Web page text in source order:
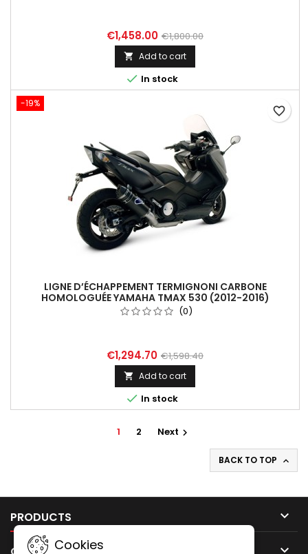
€1,458.00 €1,800.00
 Add to cart
 In stock
-19%
LIGNE D’ÉCHAPPEMENT TERMIGNONI CARBONE
HOMOLOGUÉE YAMAHA TMAX 530 (2012-2016)
(0)
€1,294.70 €1,598.40
 Add to cart
 In stock
favorite_border
1 2 Next 
BACK TO TOP 
PRODUCTS 

Cookies